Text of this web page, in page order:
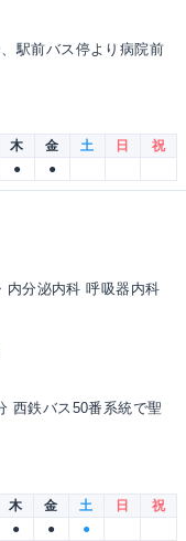
駅前バス停より病院前
木 金 土 日
祝
● ●
内分泌内科 呼吸器内科
西鉄バス50番系統で聖
木 金 土 日
祝
● ● ●